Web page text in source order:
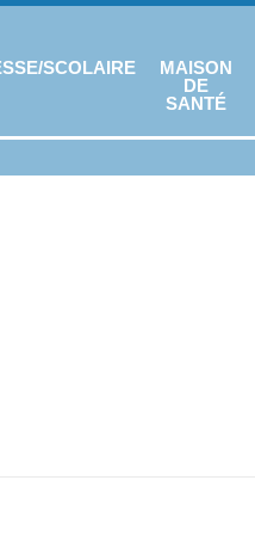
SCOLAIRE
MAISON
DE
SANTÉ